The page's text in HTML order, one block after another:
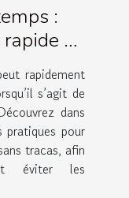
:
et
rapidement
s’agit de
dans
pour
tracas, afin
éviter les